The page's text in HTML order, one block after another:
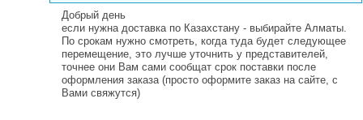
Добрый день
если нужна доставка по Казахстану - выбирайте Алматы.
По срокам нужно смотреть, когда туда будет следующее
перемещение, это лучше уточнить у представителей,
точнее они Вам сами сообщат срок поставки после
оформления заказа (просто оформите заказ на сайте, с
Вами свяжутся)